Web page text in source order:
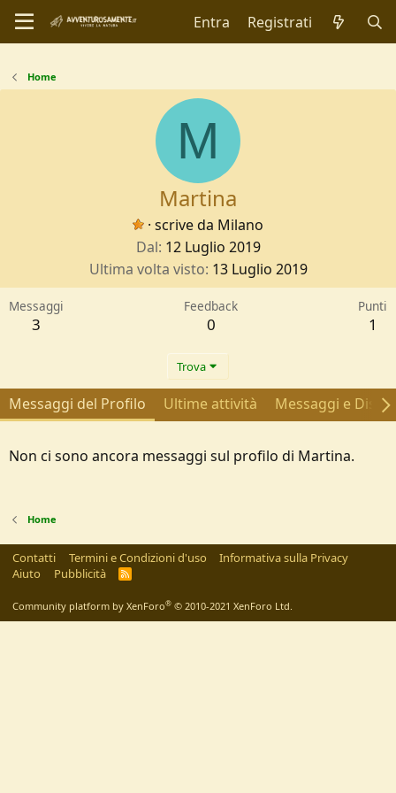
Entra Registrati
Home
M
Martina
· scrive da Milano
Dal 12 Luglio 2019
Ultima volta visto 13 Luglio 2019
Messaggi
3
Feedback
0
Punti
1
Trova
Messaggi del Profilo Ultime attività Messaggi e
Non ci sono ancora messaggi sul profilo di Martina.
Home
Contatti Termini e Condizioni d'uso
Informativa sulla Privacy
Aiuto
Pubblicità
R
Community platform by XenForo® © 2010-2021 XenForo Ltd.